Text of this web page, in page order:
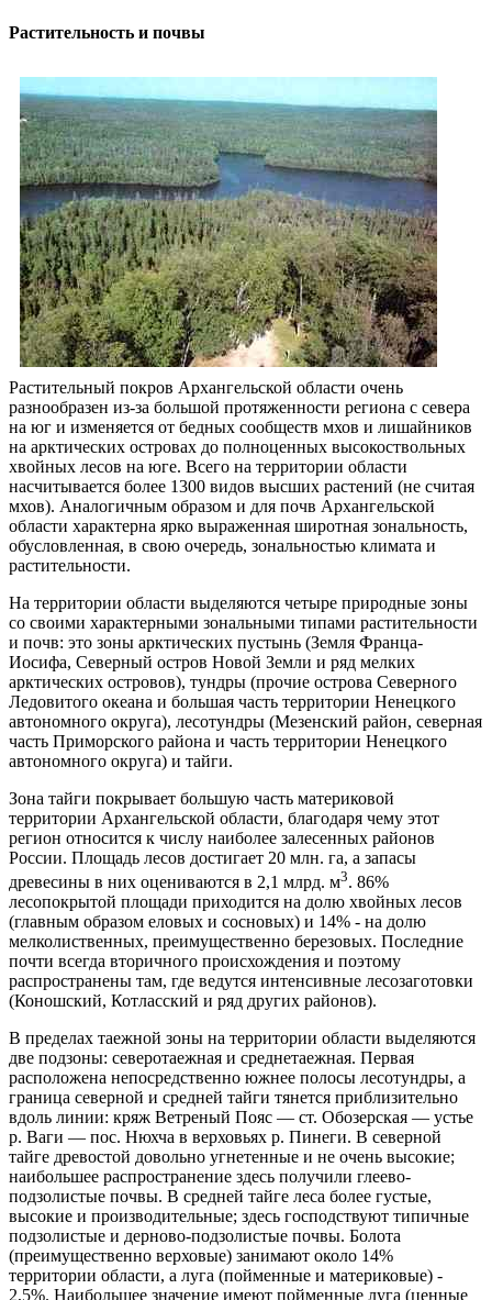
Растительность и почвы
Растительный покров Архангельской области очень
разнообразен из-за большой протяженности региона с севера
на юг и изменяется от бедных сообществ мхов и лишайников
на арктических островах до полноценных высокоствольных
хвойных лесов на юге. Всего на территории области
насчитывается более 1300 видов высших растений (не считая
мхов). Аналогичным образом и для почв Архангельской
области характерна ярко выраженная широтная зональность,
обусловленная, в свою очередь, зональностью климата и
растительности.
На территории области выделяются четыре природные зоны
со своими характерными зональными типами растительности
и почв: это зоны арктических пустынь (Земля Франца-
Иосифа, Северный остров Новой Земли и ряд мелких
арктических островов), тундры (прочие острова Северного
Ледовитого океана и большая часть территории Ненецкого
автономного округа), лесотундры (Мезенский район, северная
часть Приморского района и часть территории Ненецкого
автономного округа) и тайги.
Зона тайги покрывает большую часть материковой
территории Архангельской области, благодаря чему этот
регион относится к числу наиболее залесенных районов
России. Площадь лесов достигает 20 млн. га, а запасы
древесины в них оцениваются в 2,1 млрд. м3. 86%
лесопокрытой площади приходится на долю хвойных лесов
(главным образом еловых и сосновых) и 14% - на долю
мелколиственных, преимущественно березовых. Последние
почти всегда вторичного происхождения и поэтому
распространены там, где ведутся интенсивные лесозаготовки
(Коношский, Котласский и ряд других районов).
В пределах таежной зоны на территории области выделяются
две подзоны: северотаежная и среднетаежная. Первая
расположена непосредственно южнее полосы лесотундры, а
граница северной и средней тайги тянется приблизительно
вдоль линии: кряж Ветреный Пояс — ст. Обозерская — устье
р. Ваги — пос. Нюхча в верховьях р. Пинеги. В северной
тайге древостой довольно угнетенные и не очень высокие;
наибольшее распространение здесь получили глеево-
подзолистые почвы. В средней тайге леса более густые,
высокие и производительные; здесь господствуют типичные
подзолистые и дерново-подзолистые почвы. Болота
(преимущественно верховые) занимают около 14%
территории области, а луга (пойменные и материковые) -
2,5%. Наибольшее значение имеют пойменные луга (ценные